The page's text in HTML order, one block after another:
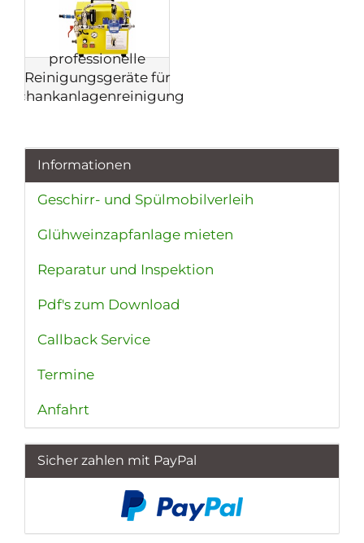
professionelle
Reinigungsgeräte für
Schankanlagenreinigung
Informationen
Geschirr- und Spülmobilverleih
Glühweinzapfanlage mieten
Reparatur und Inspektion
Pdf's zum Download
Callback Service
Termine
Anfahrt
Sicher zahlen mit PayPal